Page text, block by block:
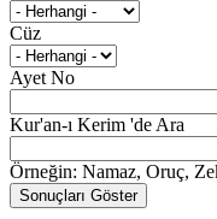
Cüz
Ayet No
Kur'an-ı Kerim 'de Ara
Örneğin: Namaz, Oruç,